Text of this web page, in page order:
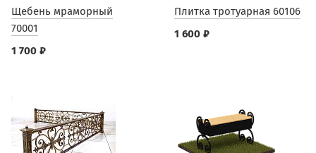
Щебень мраморный
70001
1 700 ₽
Плитка тротуарная 60106
1 600 ₽